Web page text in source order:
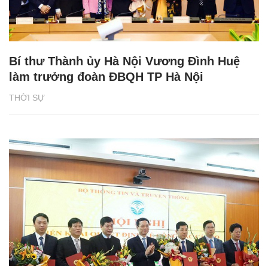
THỜI SỰ
Bí thư Thành ủy Hà Nội Vương Đình Huệ
làm trưởng đoàn ĐBQH TP Hà Nội